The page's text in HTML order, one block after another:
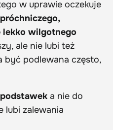
w uprawie oczekuje
lekko wilgotnego
ale nie lubi też
być podlewana często,
a nie do
lubi zalewania